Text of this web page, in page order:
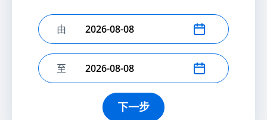
选择开始日期
由
选择结束日期
至
下一步